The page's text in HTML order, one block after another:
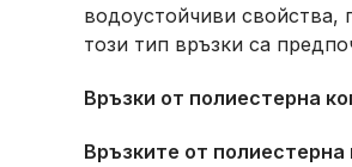
водоустойчиви свойства,
този тип връзки са
Връзки от полиестерна
Връзките от полиестерна